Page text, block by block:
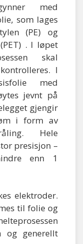
med
som lages
(PE) og
. I løpet
skal
I
med
jevnt på
gjengir
i form av
Hele
presisjon –
enn 1
elektroder.
til folie og
og generellt